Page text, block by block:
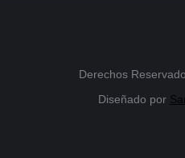
Derechos
Diseñado por